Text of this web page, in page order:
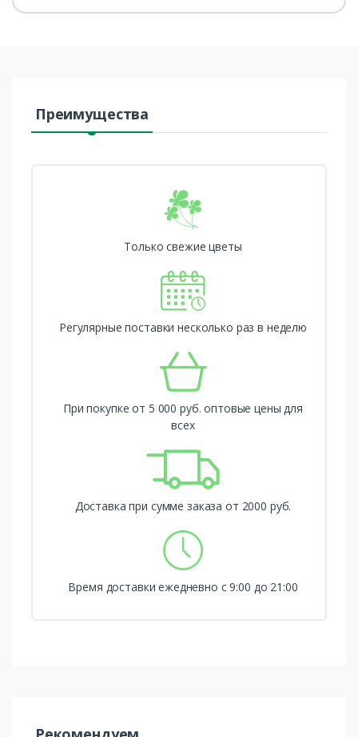
Преимущества
Только свежие цветы
Регулярные поставки несколько раз в неделю
При покупке от 5 000 руб. оптовые цены для
всех
Доставка при сумме заказа от 2000 руб.
Время доставки ежедневно с 9:00 до 21:00